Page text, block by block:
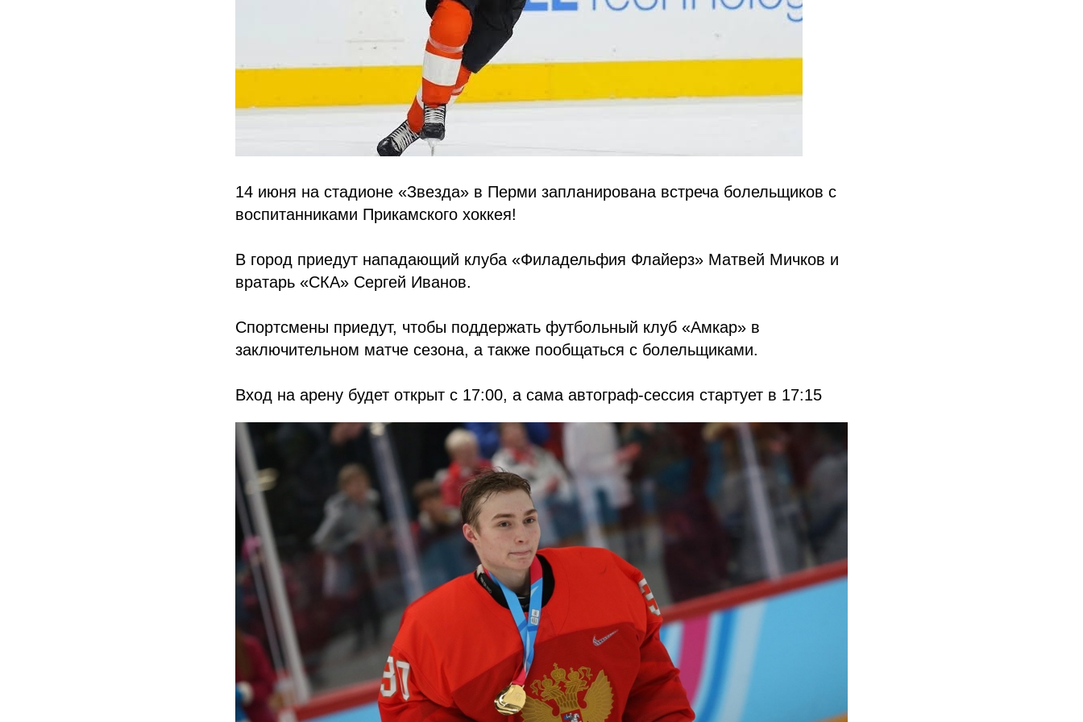
14 июня на стадионе «Звезда» в Перми запланирована встреча болельщиков с
воспитанниками Прикамского хоккея!
В город приедут нападающий клуба «Филадельфия Флайерз» Матвей Мичков и
вратарь «СКА» Сергей Иванов.
Спортсмены приедут, чтобы поддержать футбольный клуб «Амкар» в
заключительном матче сезона, а также пообщаться с болельщиками.
Вход на арену будет открыт с 17:00, а сама автограф-сессия стартует в 17:15